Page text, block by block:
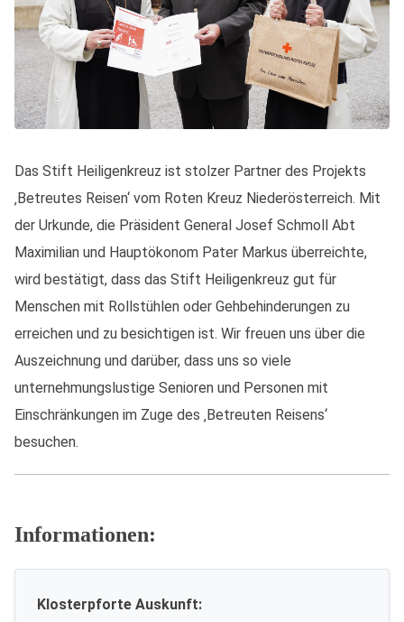
Das Stift Heiligenkreuz ist stolzer Partner des Projekts
‚Betreutes Reisen‘ vom Roten Kreuz Niederösterreich. Mit
der Urkunde, die Präsident General Josef Schmoll Abt
Maximilian und Hauptökonom Pater Markus überreichte,
wird bestätigt, dass das Stift Heiligenkreuz gut für
Menschen mit Rollstühlen oder Gehbehinderungen zu
erreichen und zu besichtigen ist. Wir freuen uns über die
Auszeichnung und darüber, dass uns so viele
unternehmungslustige Senioren und Personen mit
Einschränkungen im Zuge des ‚Betreuten Reisens‘
besuchen.
Informationen:
Klosterpforte Auskunft: